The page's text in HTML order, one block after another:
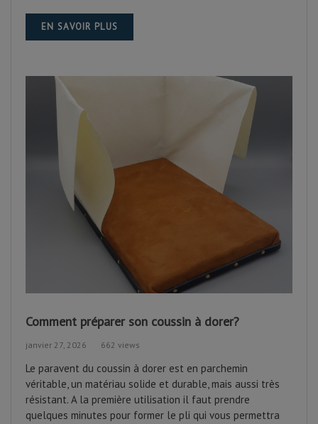
EN SAVOIR PLUS
Comment préparer son coussin à dorer?
janvier 27, 2026 662 views
Le paravent du coussin à dorer est en parchemin
véritable, un matériau solide et durable, mais aussi très
résistant. A la première utilisation il faut prendre
quelques minutes pour former le pli qui vous permettra